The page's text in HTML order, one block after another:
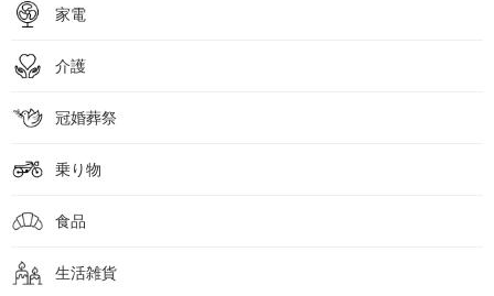
家電
介護
冠婚葬祭
乗り物
食品
生活雑貨